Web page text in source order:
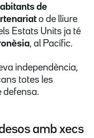
de
o de lliure
Estats Units ja té
, al Pacífic.
independència,
totes les
defensa.
amb xecs